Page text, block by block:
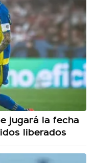
jugará la fecha
liberados